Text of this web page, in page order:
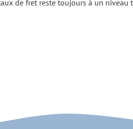
de fret reste toujours à un niveau